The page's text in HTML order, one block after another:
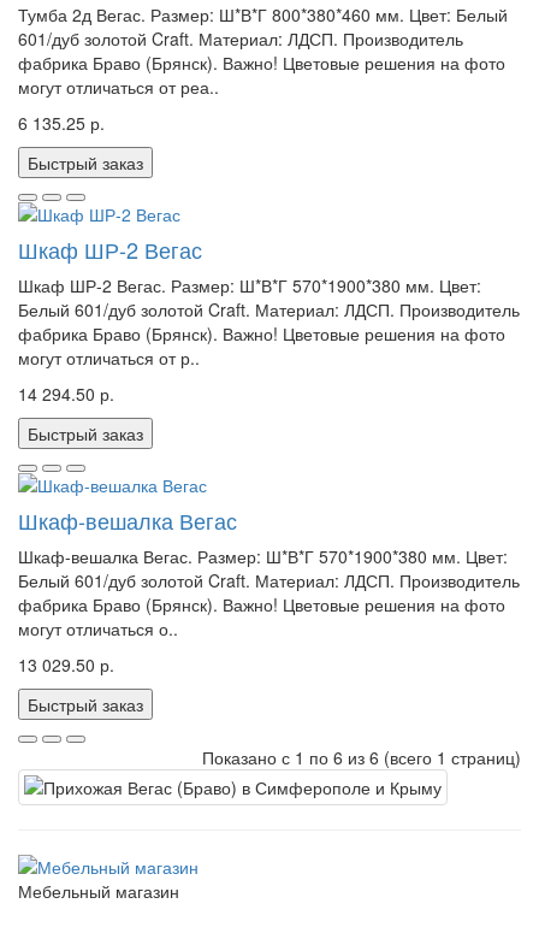
Тумба 2д Вегас. Размер: Ш*В*Г 800*380*460 мм. Цвет: Белый
601/дуб золотой Craft. Материал: ЛДСП. Производитель
фабрика Браво (Брянск). Важно! Цветовые решения на фото
могут отличаться от реа..
6 135.25 р.
Быстрый заказ
Шкаф ШР-2 Вегас
Шкаф ШР-2 Вегас. Размер: Ш*В*Г 570*1900*380 мм. Цвет:
Белый 601/дуб золотой Craft. Материал: ЛДСП. Производитель
фабрика Браво (Брянск). Важно! Цветовые решения на фото
могут отличаться от р..
14 294.50 р.
Быстрый заказ
Шкаф-вешалка Вегас
Шкаф-вешалка Вегас. Размер: Ш*В*Г 570*1900*380 мм. Цвет:
Белый 601/дуб золотой Craft. Материал: ЛДСП. Производитель
фабрика Браво (Брянск). Важно! Цветовые решения на фото
могут отличаться о..
13 029.50 р.
Быстрый заказ
Показано с 1 по 6 из 6 (всего 1 страниц)
Мебельный магазин